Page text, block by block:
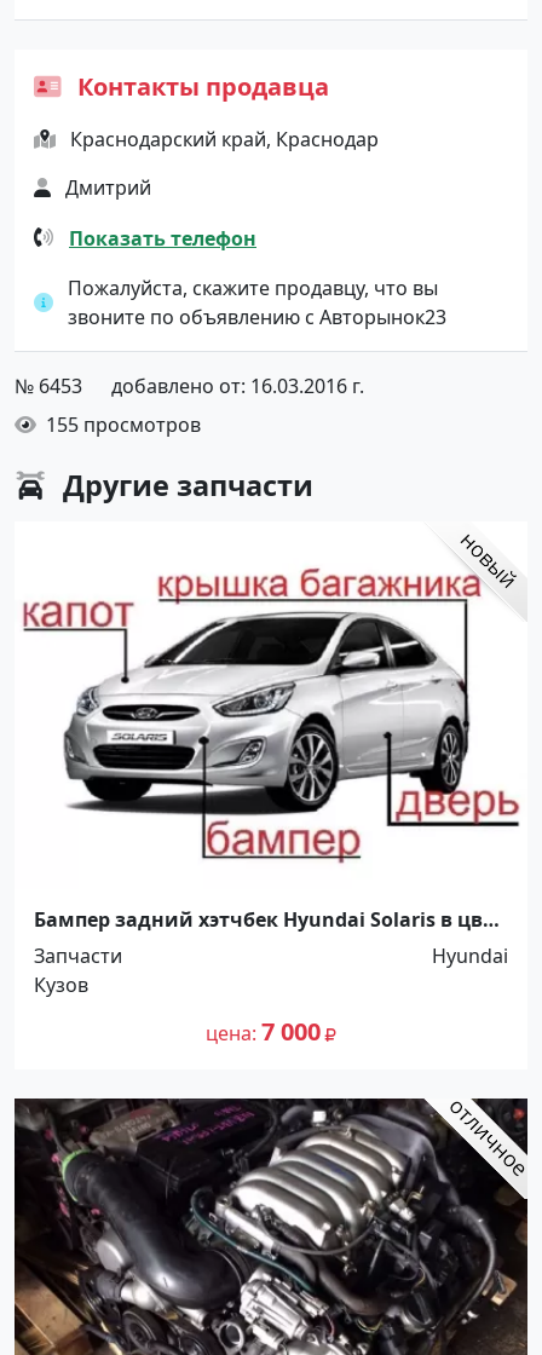
Контакты продавца
Краснодарский край, Краснодар
Дмитрий
Показать телефон
Пожалуйста, скажите продавцу, что вы
звоните по объявлению с Авторынок23
№ 6453
добавлено от: 16.03.2016 г.
155 просмотров
Другие запчасти
Бампер задний хэтчбек Hyundai Solaris в цвет
кузова Краснодар
Запчасти
Hyundai
Кузов
цена 7 000